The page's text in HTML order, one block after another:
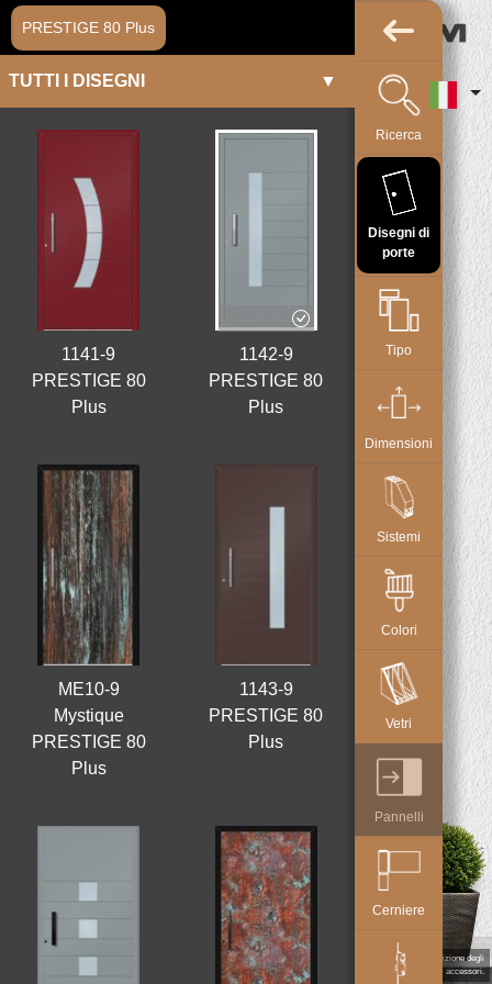
PRESTIGE 80 Plus
1141-9
PRESTIGE 80
Plus
1142-9
PRESTIGE 80
Plus
ME10-9
Mystique
PRESTIGE 80
Plus
1143-9
PRESTIGE 80
Plus
Ricerca
Disegni di
porte
Tipo
Dimensioni
Sistemi
Colori
Vetri
Pannelli
Cerniere
PREMERE
L'illustrazione delle porte è digitale. Il prodotto reale può variare nel colore della porta, nelle dimensioni e nella posizione degli
accessori.